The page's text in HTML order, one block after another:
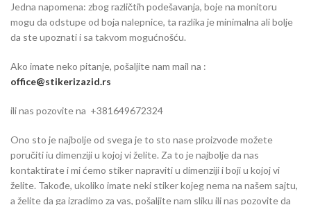
Jedna napomena: zbog različtih podešavanja, boje na monitoru
mogu da odstupe od boja nalepnice, ta razlika je minimalna ali bolje
da ste upoznati i sa takvom mogućnošću.
Ako imate neko pitanje, pošaljite nam mail na :
office@stikerizazid.rs
ili nas pozovite na +381649672324
Ono sto je najbolje od svega je to sto nase proizvode možete
poručiti iu dimenziji u kojoj vi želite. Za to je najbolje da nas
kontaktirate i mi ćemo stiker napraviti u dimenziji i boji u kojoj vi
želite. Takođe, ukoliko imate neki stiker kojeg nema na našem sajtu,
a želite da ga izradimo za vas, pošaljite nam sliku ili nas pozovite da